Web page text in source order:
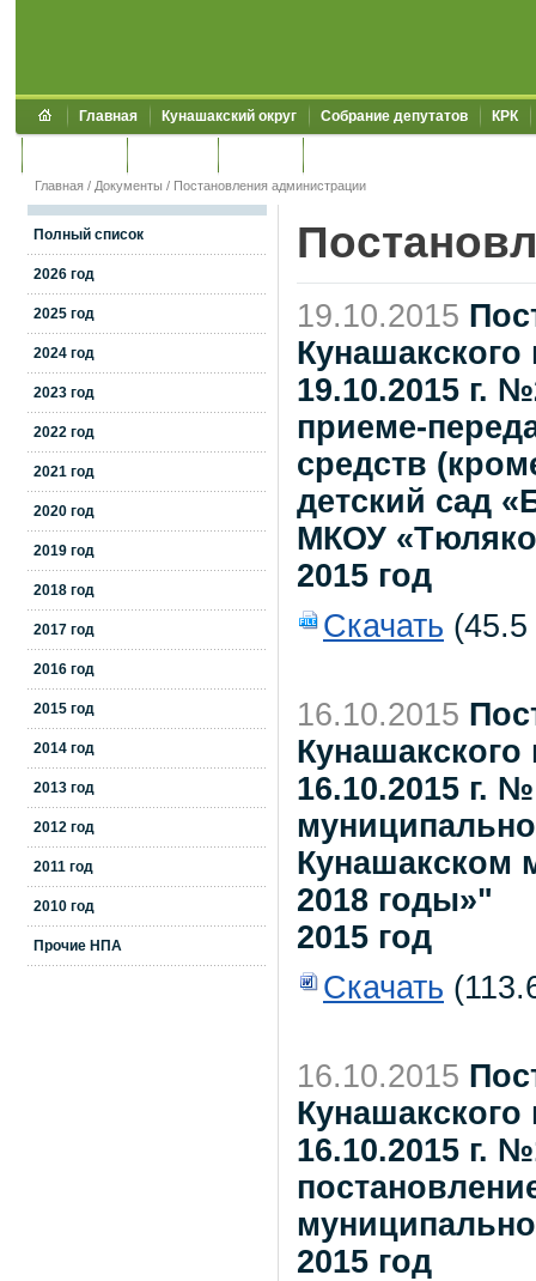
Главная Кунашакский округ Собрание депутатов КРК
Главная / Документы / Постановления администрации
Полный список
2026 год
2025 год
2024 год
2023 год
2022 год
2021 год
2020 год
2019 год
2018 год
2017 год
2016 год
2015 год
2014 год
2013 год
2012 год
2011 год
2010 год
Прочие НПА
19.10.2015
19.10.2015 г.
приеме-
средств
детский сад
МКОУ
2015 год
Скачать
16.10.2015
16.10.2015 г.
Кунашакском
2018 годы»"
2015 год
Скачать
16.10.2015
16.10.2015 г.
2015 год